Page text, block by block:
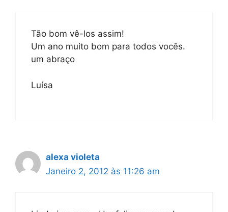
Tão bom vê-los assim!
Um ano muito bom para todos vocês.
um abraço
Luísa
alexa violeta
Janeiro 2, 2012 às 11:26 am